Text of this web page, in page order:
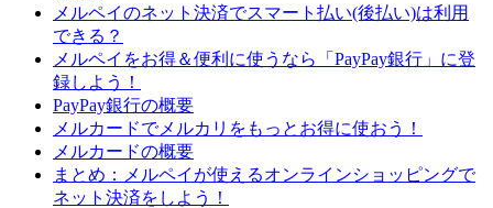
メルペイのネット決済でスマート払い(後払い)は利用
できる？
メルペイをお得＆便利に使うなら「PayPay銀行」に登
録しよう！
PayPay銀行の概要
メルカードでメルカリをもっとお得に使おう！
メルカードの概要
まとめ：メルペイが使えるオンラインショッピングで
ネット決済をしよう！